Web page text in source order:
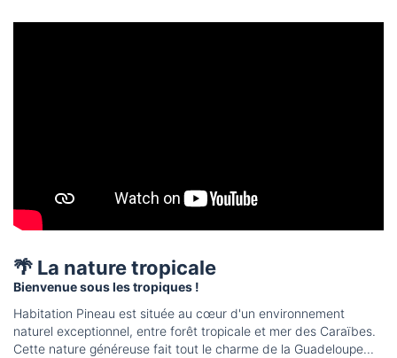
🌴 La nature tropicale
Bienvenue sous les tropiques !
Habitation Pineau est située au cœur d'un environnement
naturel exceptionnel, entre forêt tropicale et mer des Caraïbes.
Cette nature généreuse fait tout le charme de la Guadeloupe...